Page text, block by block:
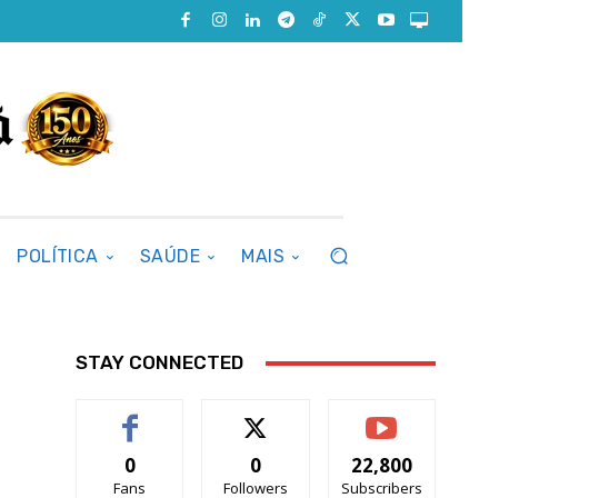
POLÍTICA SAÚDE MAIS
STAY CONNECTED
0
Fans
0
Followers
22,800
Subscribers